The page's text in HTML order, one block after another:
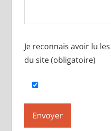
Je reconnais avoir lu
du site (obligatoire)